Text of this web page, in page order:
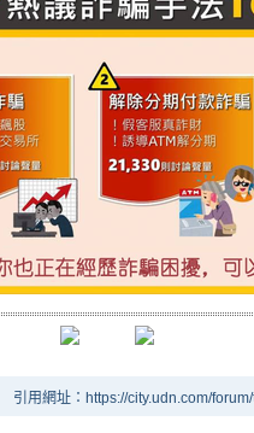
引用網址：https://city.udn.com/